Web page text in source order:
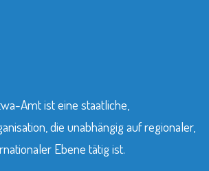
Amt ist eine staatliche,
die unabhängig auf regionaler,
Ebene tätig ist.